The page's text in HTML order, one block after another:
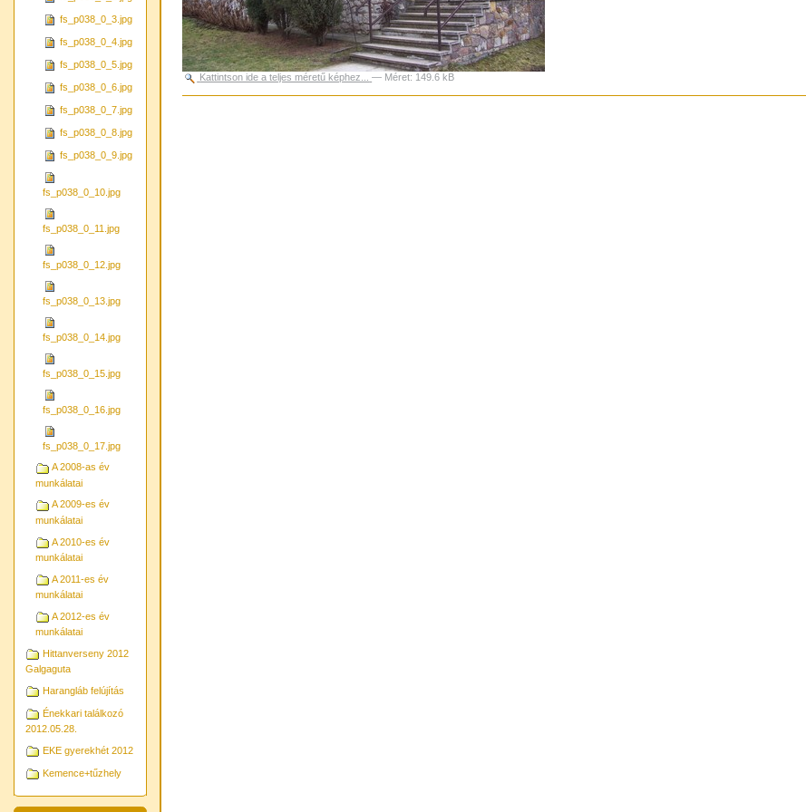
fs_p038_0_3.jpg
fs_p038_0_4.jpg
fs_p038_0_5.jpg
fs_p038_0_6.jpg
fs_p038_0_7.jpg
fs_p038_0_8.jpg
fs_p038_0_9.jpg
fs_p038_0_10.jpg
fs_p038_0_11.jpg
fs_p038_0_12.jpg
fs_p038_0_13.jpg
fs_p038_0_14.jpg
fs_p038_0_15.jpg
fs_p038_0_16.jpg
fs_p038_0_17.jpg
A 2008-as év
munkálatai
A 2009-es év
munkálatai
A 2010-es év
munkálatai
A 2011-es év
munkálatai
A 2012-es év
munkálatai
Hittanverseny 2012
Galgaguta
Harangláb felújítás
Énekkari találkozó
2012.05.28.
EKE gyerekhét 2012
Kemence+tűzhely
Kattintson ide a teljes méretű képhez... — Méret: 149.6 kB